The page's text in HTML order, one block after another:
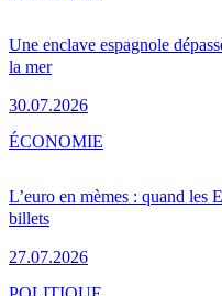
Une enclave espagnole
la mer
30.07.2026
L’euro en mèmes : quand les
billets
27.07.2026
ÉCONOMIE